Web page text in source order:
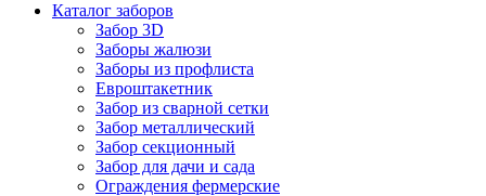
Каталог заборов
Забор 3D
Заборы жалюзи
Заборы из профлиста
Евроштакетник
Забор из сварной сетки
Забор металлический
Забор секционный
Забор для дачи и сада
Ограждения фермерские